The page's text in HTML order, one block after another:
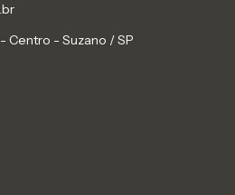
Centro - Suzano / SP